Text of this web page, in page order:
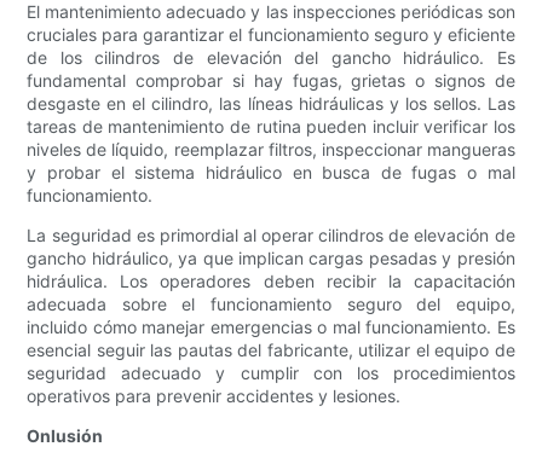
El mantenimiento adecuado y las inspecciones periódicas son
cruciales para garantizar el funcionamiento seguro y eficiente
de los cilindros de elevación del gancho hidráulico. Es
fundamental comprobar si hay fugas, grietas o signos de
desgaste en el cilindro, las líneas hidráulicas y los sellos. Las
tareas de mantenimiento de rutina pueden incluir verificar los
niveles de líquido, reemplazar filtros, inspeccionar mangueras
y probar el sistema hidráulico en busca de fugas o mal
funcionamiento.
La seguridad es primordial al operar cilindros de elevación de
gancho hidráulico, ya que implican cargas pesadas y presión
hidráulica. Los operadores deben recibir la capacitación
adecuada sobre el funcionamiento seguro del equipo,
incluido cómo manejar emergencias o mal funcionamiento. Es
esencial seguir las pautas del fabricante, utilizar el equipo de
seguridad adecuado y cumplir con los procedimientos
operativos para prevenir accidentes y lesiones.
Onlusión